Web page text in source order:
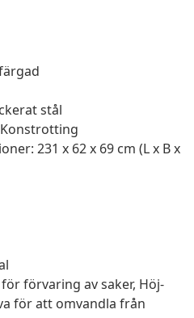
stål
231 x 62 x 69 cm (L x B x
förvaring av saker, Höj-
för att omvandla från